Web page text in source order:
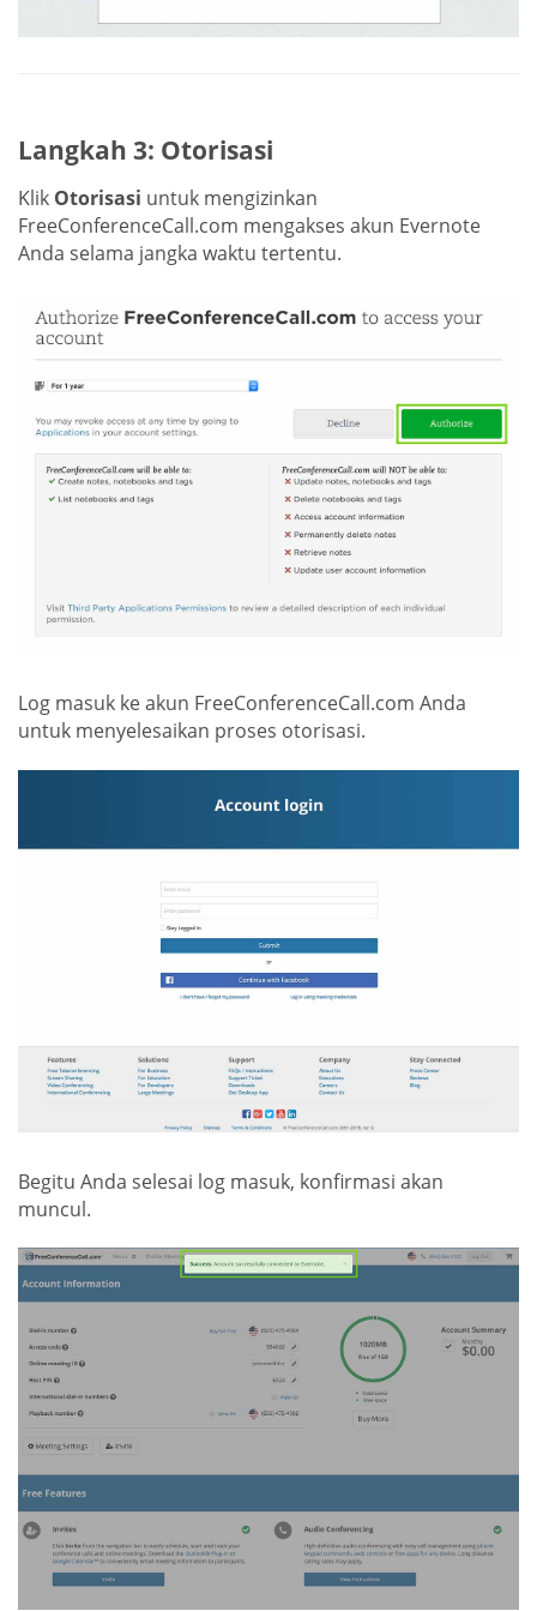
Langkah 3: Otorisasi
Klik Otorisasi untuk mengizinkan
FreeConferenceCall.com mengakses akun Evernote
Anda selama jangka waktu tertentu.
Log masuk ke akun FreeConferenceCall.com Anda
untuk menyelesaikan proses otorisasi.
Begitu Anda selesai log masuk, konfirmasi akan
muncul.